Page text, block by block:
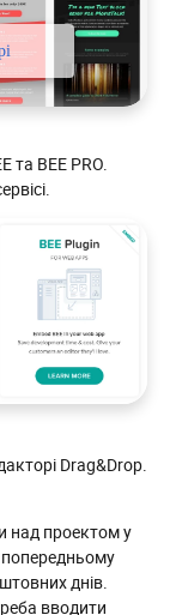
та BEE PRO.
Drag&Drop.
над проектом у
днів.
вводити